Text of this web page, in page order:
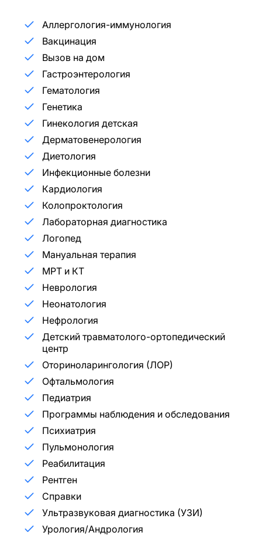
Аллергология-иммунология
Вакцинация
Вызов на дом
Гастроэнтерология
Гематология
Генетика
Гинекология детская
Дерматовенерология
Диетология
Инфекционные болезни
Кардиология
Колопроктология
Лабораторная диагностика
Логопед
Мануальная терапия
МРТ и КТ
Неврология
Неонатология
Нефрология
Детский травматолого-ортопедический
центр
Оториноларингология (ЛОР)
Офтальмология
Педиатрия
Программы наблюдения и обследования
Психиатрия
Пульмонология
Реабилитация
Рентген
Справки
Ультразвуковая диагностика (УЗИ)
Урология/Андрология